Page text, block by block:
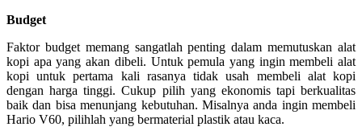
Budget
Faktor budget memang sangatlah penting dalam memutuskan alat
kopi apa yang akan dibeli. Untuk pemula yang ingin membeli alat
kopi untuk pertama kali rasanya tidak usah membeli alat kopi
dengan harga tinggi. Cukup pilih yang ekonomis tapi berkualitas
baik dan bisa menunjang kebutuhan. Misalnya anda ingin membeli
Hario V60, pilihlah yang bermaterial plastik atau kaca.